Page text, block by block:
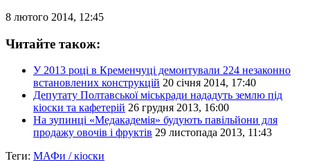
8 лютого 2014, 12:45
Читайте також:
У 2013 році в Кременчуці демонтували 224 незаконно
встановлених конструкцій 20 січня 2014, 17:40
Депутату Полтавської міськради нададуть землю під
кіоски та кафетерій 26 грудня 2013, 16:00
На зупинці «Медакадемія» будують павільйони для
продажу овочів і фруктів 29 листопада 2013, 11:43
Теги: МАФи / кіоски